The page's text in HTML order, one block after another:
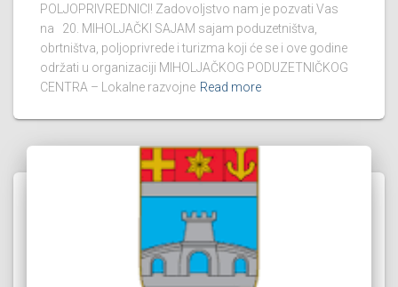
POLJOPRIVREDNICI! Zadovoljstvo nam je pozvati Vas
na 20. MIHOLJAČKI SAJAM sajam poduzetništva,
obrtništva, poljoprivrede i turizma koji će se i ove godine
održati u organizaciji MIHOLJAČKOG PODUZETNIČKOG
CENTRA – Lokalne razvojne Read more